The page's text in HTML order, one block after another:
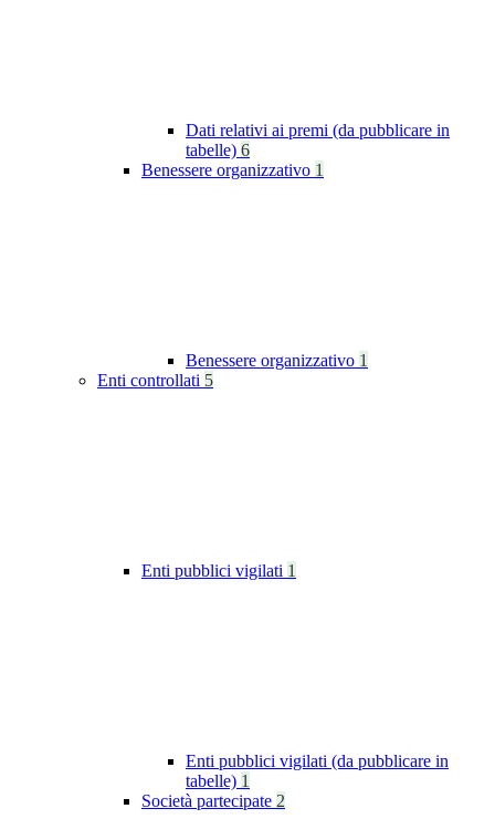
Dati relativi ai premi (da pubblicare in
tabelle) 6
Benessere organizzativo 1
Benessere organizzativo 1
Enti controllati 5
Enti pubblici vigilati 1
Enti pubblici vigilati (da pubblicare in
tabelle) 1
Società partecipate 2